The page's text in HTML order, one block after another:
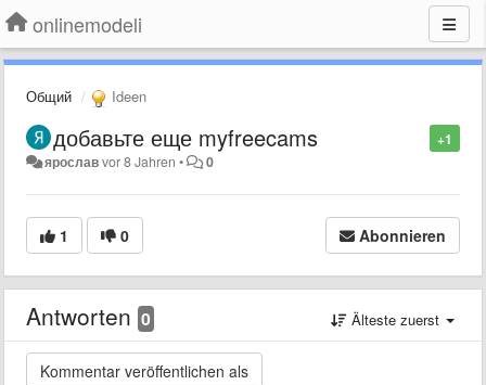
onlinemodeli
Общий Ideen
+1
добавьте еще myfreecams
ярославvor 8 Jahren • 0
1 0 Abonnieren
Antworten 0 Älteste zuerst